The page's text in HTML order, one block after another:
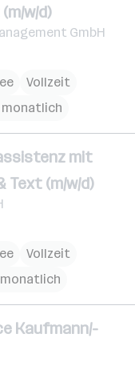
w/d)
GmbH
Vollzeit
monatlich
mit
Text (m/w/d)
Vollzeit
monatlich
Kaufmann/-